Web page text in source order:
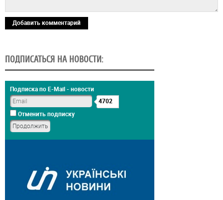
Добавить комментарий
ПОДПИСАТЬСЯ НА НОВОСТИ:
Подписка по E-Mail - новости
4702
Отменить подписку